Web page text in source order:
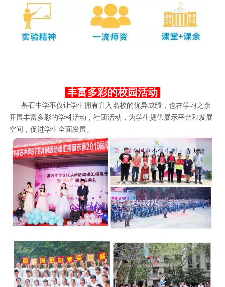
丰富多彩的校园活动
基石中学不仅让学生拥有升入名校的优异成绩，也在学习之余
开展丰富多彩的学科活动，社团活动，为学生提供展示平台和发展
空间，促进学生全面发展。